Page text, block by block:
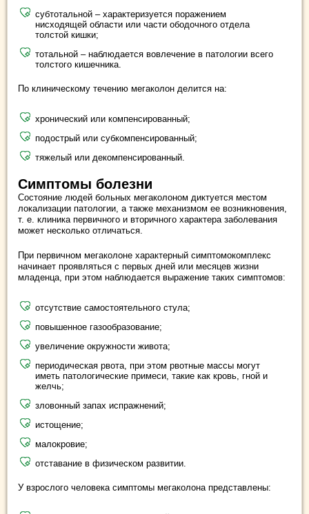
субтотальной – характеризуется поражением
нисходящей области или части ободочного отдела
толстой кишки;
тотальной – наблюдается вовлечение в патологии всего
толстого кишечника.
По клиническому течению мегаколон делится на:
хронический или компенсированный;
подострый или субкомпенсированный;
тяжелый или декомпенсированный.
Симптомы болезни
Состояние людей больных мегаколоном диктуется местом
локализации патологии, а также механизмом ее возникновения,
т. е. клиника первичного и вторичного характера заболевания
может несколько отличаться.
При первичном мегаколоне характерный симптомокомплекс
начинает проявляться с первых дней или месяцев жизни
младенца, при этом наблюдается выражение таких симптомов:
отсутствие самостоятельного стула;
повышенное газообразование;
увеличение окружности живота;
периодическая рвота, при этом рвотные массы могут
иметь патологические примеси, такие как кровь, гной и
желчь;
зловонный запах испражнений;
истощение;
малокровие;
отставание в физическом развитии.
У взрослого человека симптомы мегаколона представлены: